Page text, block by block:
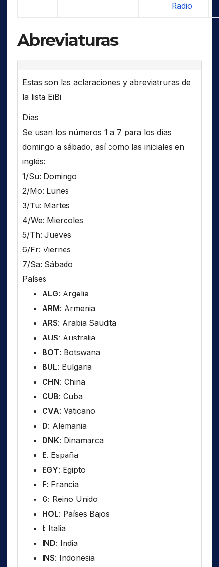
Radio
Abreviaturas
Estas son las aclaraciones y abreviatruras de
la lista EiBi
Días
Se usan los números 1 a 7 para los días
domingo a sábado, así como las iniciales en
inglés:
1/Su: Domingo
2/Mo: Lunes
3/Tu: Martes
4/We: Miercoles
5/Th: Jueves
6/Fr: Viernes
7/Sa: Sábado
Países
ALG: Argelia
ARM: Armenia
ARS: Arabia Saudita
AUS: Australia
BOT: Botswana
BUL: Bulgaria
CHN: China
CUB: Cuba
CVA: Vaticano
D: Alemania
DNK: Dinamarca
E: España
EGY: Egipto
F: Francia
G: Reino Unido
HOL: Países Bajos
I: Italia
IND: India
INS: Indonesia